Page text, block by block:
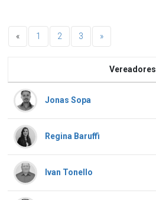
« 1 2 3 »
Vereadores
Jonas Sopa
Regina Baruffi
Ivan Tonello